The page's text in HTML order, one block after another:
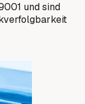
und sind